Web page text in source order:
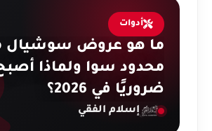
أدوات
ما هو عروض سوشيال
محدود سوا ولماذا
ضروريًا في 2026؟
إسلام الفقي